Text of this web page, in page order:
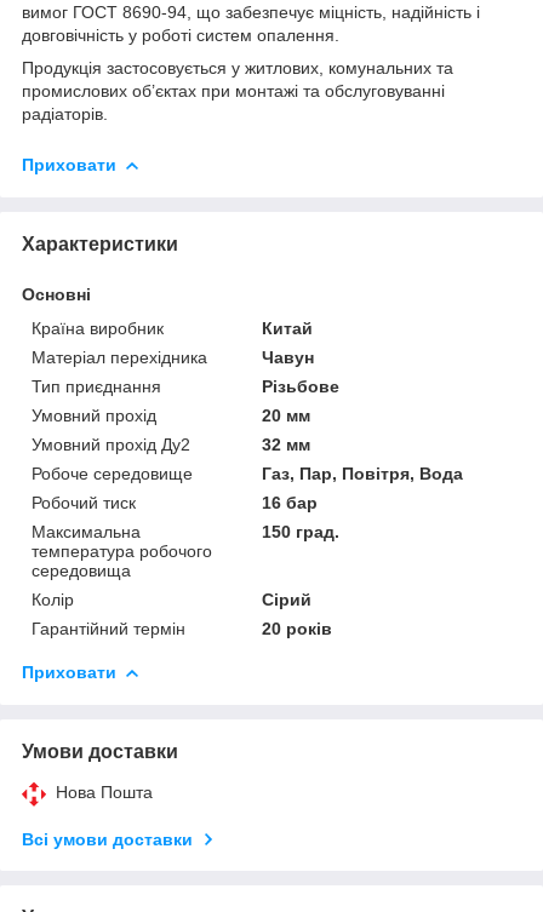
вимог ГОСТ 8690-94, що забезпечує міцність, надійність і
довговічність у роботі систем опалення.
Продукція застосовується у житлових, комунальних та
промислових об’єктах при монтажі та обслуговуванні
радіаторів.
Приховати
Характеристики
Основні
Країна виробник
Китай
Матеріал перехідника
Чавун
Тип приєднання
Різьбове
Умовний прохід
20 мм
Умовний прохід Ду2
32 мм
Робоче середовище
Газ, Пар, Повітря, Вода
Робочий тиск
16 бар
Максимальна
температура робочого
середовища
150 град.
Колір
Сірий
Гарантійний термін
20 років
Приховати
Умови доставки
Нова Пошта
Всі умови доставки